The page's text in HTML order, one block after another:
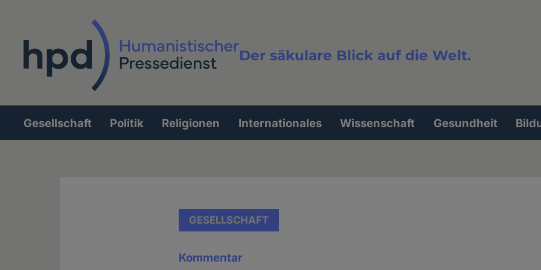
Der säkulare Blick auf die Welt.
Volltextsuche
Hauptnavigation
Gesellschaft Politik Religionen Internationales Wissenschaft Gesundheit
GESELLSCHAFT
Kommentar